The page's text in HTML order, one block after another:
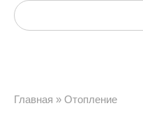
Поиск:
Главная » Отопление